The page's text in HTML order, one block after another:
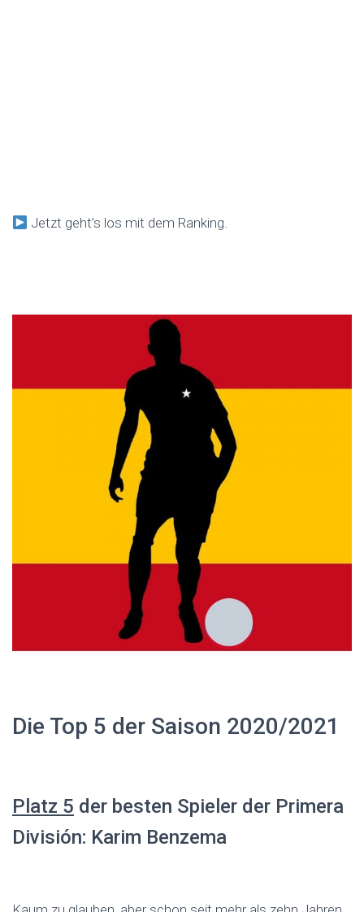
Jetzt geht’s los mit dem Ranking.
Die Top 5 der Saison 2020/2021
Platz 5 der besten Spieler der Primera
División: Karim Benzema